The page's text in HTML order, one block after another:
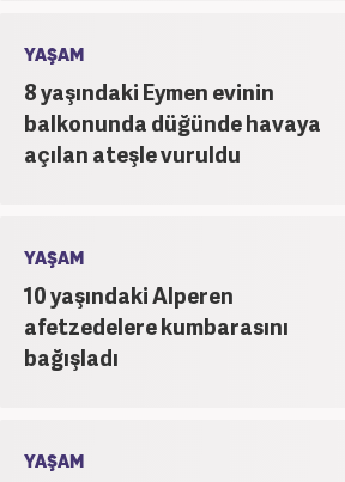
YAŞAM
8 yaşındaki Eymen evinin
balkonunda düğünde havaya
açılan ateşle vuruldu
YAŞAM
10 yaşındaki Alperen
afetzedelere kumbarasını
bağışladı
YAŞAM